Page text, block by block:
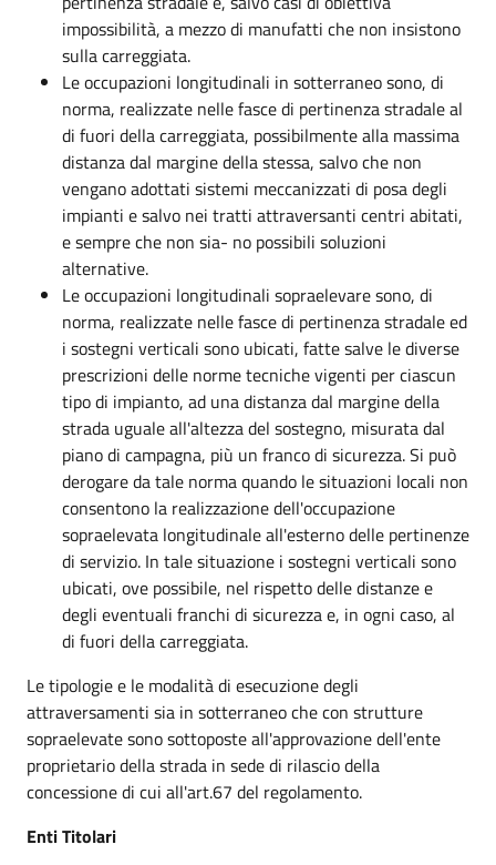
impossibilità, a mezzo di manufatti che non insistono
sulla carreggiata.
Le occupazioni longitudinali in sotterraneo sono, di
norma, realizzate nelle fasce di pertinenza stradale al
di fuori della carreggiata, possibilmente alla massima
distanza dal margine della stessa, salvo che non
vengano adottati sistemi meccanizzati di posa degli
impianti e salvo nei tratti attraversanti centri abitati,
e sempre che non sia- no possibili soluzioni
alternative.
Le occupazioni longitudinali sopraelevare sono, di
norma, realizzate nelle fasce di pertinenza stradale ed
i sostegni verticali sono ubicati, fatte salve le diverse
prescrizioni delle norme tecniche vigenti per ciascun
tipo di impianto, ad una distanza dal margine della
strada uguale all'altezza del sostegno, misurata dal
piano di campagna, più un franco di sicurezza. Si può
derogare da tale norma quando le situazioni locali non
consentono la realizzazione dell'occupazione
sopraelevata longitudinale all'esterno delle pertinenze
di servizio. In tale situazione i sostegni verticali sono
ubicati, ove possibile, nel rispetto delle distanze e
degli eventuali franchi di sicurezza e, in ogni caso, al
di fuori della carreggiata.
Le tipologie e le modalità di esecuzione degli
attraversamenti sia in sotterraneo che con strutture
sopraelevate sono sottoposte all'approvazione dell'ente
proprietario della strada in sede di rilascio della
concessione di cui all'art.67 del regolamento.
Enti Titolari